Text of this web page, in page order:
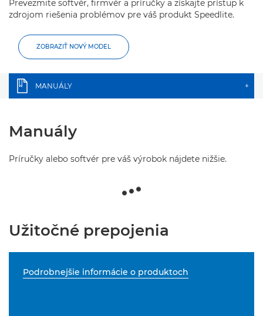
Prevezmite softvér, firmvér a príručky a získajte prístup k
zdrojom riešenia problémov pre váš produkt Speedlite.
ZOBRAZIŤ NOVÝ MODEL
MANUÁLY +
Manuály
Príručky alebo softvér pre váš výrobok nájdete nižšie.
Užitočné prepojenia
Podrobnejšie informácie o produktoch